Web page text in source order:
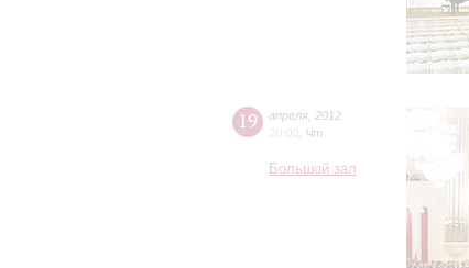
19 апреля 2012
20:00 Чт
Большой зал